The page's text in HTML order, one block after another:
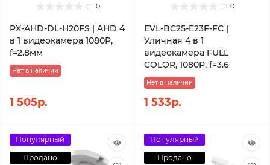
0
PX-AHD-DL-H20FS | AHD 4
в 1 видеокамера 1080P,
f=2.8мм
Нет в наличии
1 505р.
0
EVL-BC25-E23F-FC |
Уличная 4 в 1
видеокамера FULL
COLOR, 1080P, f=3.6
Нет в наличии
1 533р.
Популярный
Продано
Популярный
Продано